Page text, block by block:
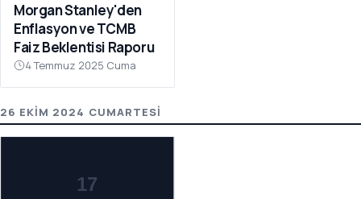
Morgan Stanley'den
Enflasyon ve TCMB
Faiz Beklentisi Raporu
4 Temmuz 2025 Cuma
26 EKIM 2024 CUMARTESI